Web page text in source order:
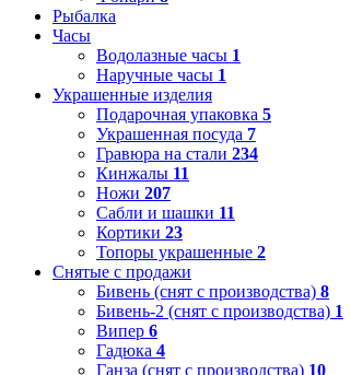
Рыбалка
Часы
Водолазные часы 1
Наручные часы 1
Украшенные изделия
Подарочная упаковка 5
Украшенная посуда 7
Гравюра на стали 234
Кинжалы 11
Ножи 207
Сабли и шашки 11
Кортики 23
Топоры украшенные 2
Снятые с продажи
Бивень (снят с производства) 8
Бивень-2 (снят с производства) 1
Випер 6
Гадюка 4
Ганза (снят с производства) 10